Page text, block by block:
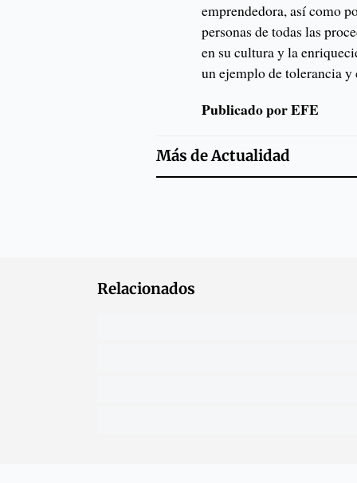
emprendedora, así como
personas de todas las
en su cultura y la
un ejemplo de tolerancia
Publicado por EFE
Más deActualidad
Relacionados